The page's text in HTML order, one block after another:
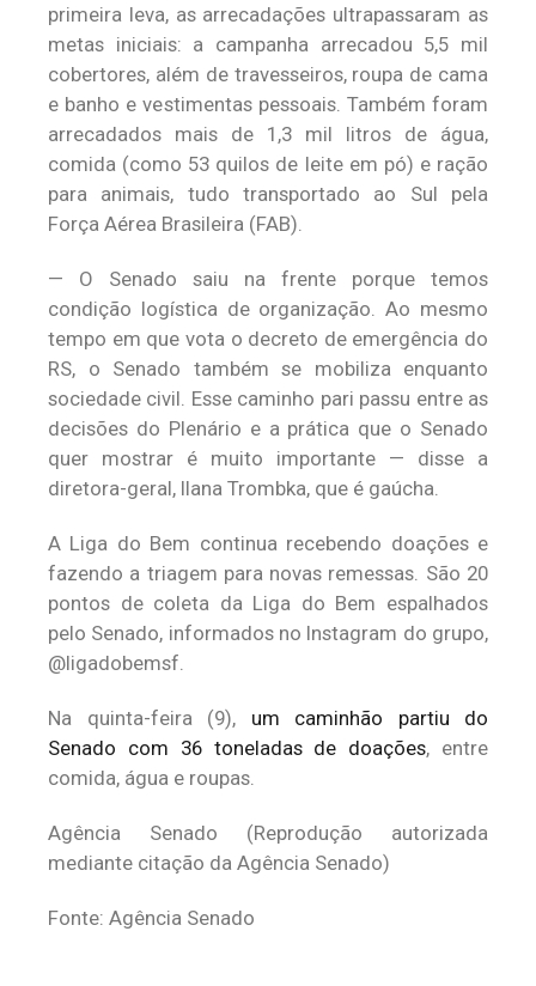
primeira leva, as arrecadações ultrapassaram as
metas iniciais: a campanha arrecadou 5,5 mil
cobertores, além de travesseiros, roupa de cama
e banho e vestimentas pessoais. Também foram
arrecadados mais de 1,3 mil litros de água,
comida (como 53 quilos de leite em pó) e ração
para animais, tudo transportado ao Sul pela
Força Aérea Brasileira (FAB).
— O Senado saiu na frente porque temos
condição logística de organização. Ao mesmo
tempo em que vota o decreto de emergência do
RS, o Senado também se mobiliza enquanto
sociedade civil. Esse caminho pari passu entre as
decisões do Plenário e a prática que o Senado
quer mostrar é muito importante — disse a
diretora-geral, Ilana Trombka, que é gaúcha.
A Liga do Bem continua recebendo doações e
fazendo a triagem para novas remessas. São 20
pontos de coleta da Liga do Bem espalhados
pelo Senado, informados no Instagram do grupo,
@ligadobemsf.
Na quinta-feira (9), um caminhão partiu do
Senado com 36 toneladas de doações, entre
comida, água e roupas.
Agência Senado (Reprodução autorizada
mediante citação da Agência Senado)
Fonte: Agência Senado